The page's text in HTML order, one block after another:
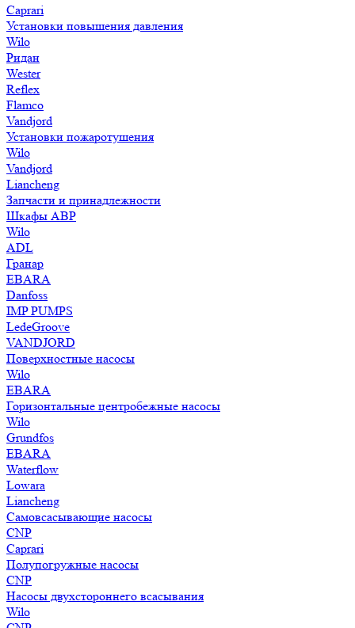
Caprari
Установки повышения давления
Wilo
Ридан
Wester
Reflex
Flamco
Vandjord
Установки пожаротушения
Wilo
Vandjord
Liancheng
Запчасти и принадлежности
Шкафы АВР
Wilo
ADL
Гранар
EBARA
Danfoss
IMP PUMPS
LedeGroove
VANDJORD
Поверхностные насосы
Wilo
EBARA
Горизонтальные центробежные насосы
Wilo
Grundfos
EBARA
Waterflow
Lowara
Liancheng
Самовсасывающие насосы
CNP
Caprari
Полупогружные насосы
CNP
Насосы двухстороннего всасывания
Wilo